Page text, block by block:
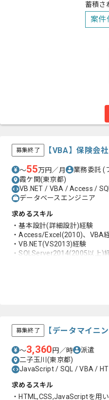
蓄積さ
案件
募集終了 【VBA】保険会
〜55万円／月 業務委託(
霞ケ関(東京都)
VB.NET / VBA / Access /
データベースエンジニア
求めるスキル
・基本設計(詳細設計)経験
・Access/Excel(2010)、VBA
・VB.NET(VS2013)経験
・SQLServer2014(2005以上)
募集終了 【データマイニ
〜3,360円／時
派遣
二子玉川(東京都)
JavaScript / SQL / VBA /
求めるスキル
・HTML,CSS,JavaScriptを用